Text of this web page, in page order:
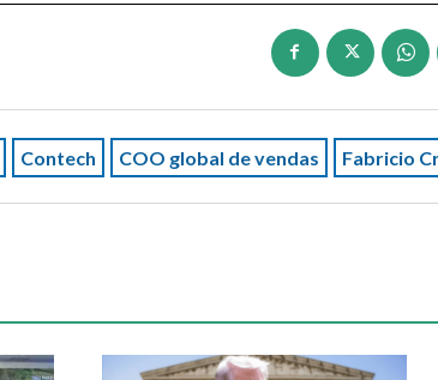
Contech COO global de vendas Fabricio